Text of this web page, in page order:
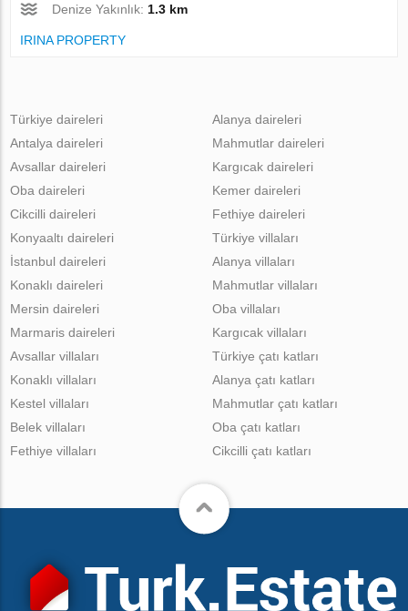
Denize Yakınlık: 1.3 km
IRINA PROPERTY
Türkiye daireleri
Antalya daireleri
Avsallar daireleri
Oba daireleri
Cikcilli daireleri
Alanya daireleri
Mahmutlar daireleri
Kargıcak daireleri
Kemer daireleri
Fethiye daireleri
Konyaaltı daireleri
İstanbul daireleri
Konaklı daireleri
Mersin daireleri
Marmaris daireleri
Türkiye villaları
Alanya villaları
Mahmutlar villaları
Oba villaları
Kargıcak villaları
Avsallar villaları
Konaklı villaları
Kestel villaları
Belek villaları
Fethiye villaları
Türkiye çatı katları
Alanya çatı katları
Mahmutlar çatı katları
Oba çatı katları
Cikcilli çatı katları